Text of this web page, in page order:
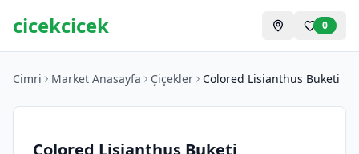
cicekcicek 0
Cimri Market Anasayfa Çiçekler Colored Lisianthus Buketi
Colored Lisianthus Buketi